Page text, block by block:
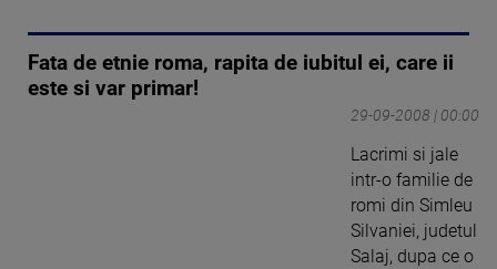
Fata de etnie roma, rapita de iubitul ei, care ii
este si var primar!
29-09-2008 | 00:00
Lacrimi si jale
intr-o familie de
romi din Simleu
Silvaniei, judetul
Salaj, dupa ce o